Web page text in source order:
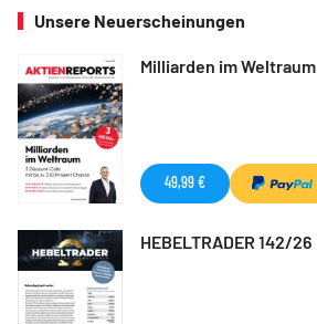
Unsere Neuerscheinungen
Milliarden im Weltraum
49,99 €
HEBELTRADER 142/26